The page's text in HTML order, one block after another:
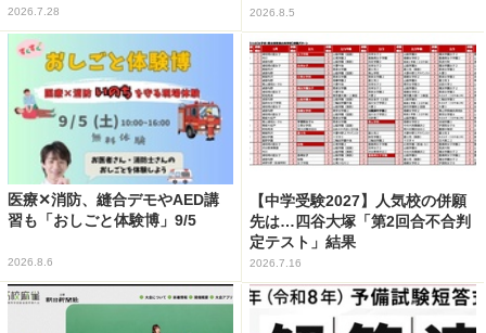
2026.7.28 2026.8.5
医療✕消防、縫合デモやAED講
習も「おしごと体験博」9/5
2026.8.6
【中学受験2027】人気校の併願
先は…四谷大塚「第2回合不合判
定テスト」結果
2026.7.16